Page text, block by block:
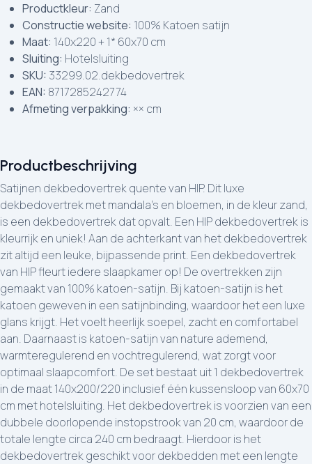
Productbeschrijving
Satijnen dekbedovertrek quente van HIP. Dit luxe
dekbedovertrek met mandala’s en bloemen, in de kleur zand,
is een dekbedovertrek dat opvalt. Een HIP dekbedovertrek is
kleurrijk en uniek! Aan de achterkant van het dekbedovertrek
zit altijd een leuke, bijpassende print. Een dekbedovertrek
van HIP fleurt iedere slaapkamer op! De overtrekken zijn
gemaakt van 100% katoen-satijn. Bij katoen-satijn is het
katoen geweven in een satijnbinding, waardoor het een luxe
glans krijgt. Het voelt heerlijk soepel, zacht en comfortabel
aan. Daarnaast is katoen-satijn van nature ademend,
warmteregulerend en vochtregulerend, wat zorgt voor
optimaal slaapcomfort. De set bestaat uit 1 dekbedovertrek
in de maat 140x200/220 inclusief één kussensloop van 60x70
cm met hotelsluiting. Het dekbedovertrek is voorzien van een
dubbele doorlopende instopstrook van 20 cm, waardoor de
totale lengte circa 240 cm bedraagt. Hierdoor is het
dekbedovertrek geschikt voor dekbedden met een lengte
Productkleur: Zand
Constructie website: 100% Katoen satijn
Maat: 140x220 + 1* 60x70 cm
Sluiting: Hotelsluiting
SKU: 33299.02.dekbedovertrek
EAN: 8717285242774
Afmeting verpakking: ×× cm